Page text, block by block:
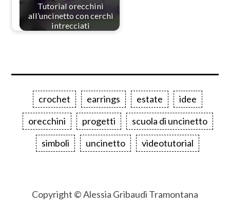
Tutorial orecchini
all’uncinetto con cerchi
intrecciati
crochet earrings estate
idee
orecchini
progetti
scuola di uncinetto
simboli
uncinetto videotutorial
Copyright © Alessia Gribaudi Tramontana